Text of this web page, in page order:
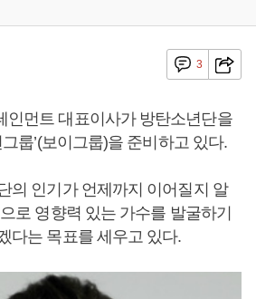
3
인먼트 대표이사가 방탄소년단을
룹’(보이그룹)을 준비하고 있다.
의 인기가 언제까지 이어질지 알
로 영향력 있는 가수를 발굴하기
다는 목표를 세우고 있다.